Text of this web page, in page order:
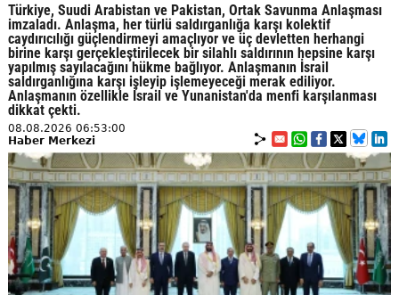
Türkiye, Suudi Arabistan ve Pakistan, Ortak Savunma Anlaşması
imzaladı. Anlaşma, her türlü saldırganlığa karşı kolektif
caydırıcılığı güçlendirmeyi amaçlıyor ve üç devletten herhangi
birine karşı gerçekleştirilecek bir silahlı saldırının hepsine karşı
yapılmış sayılacağını hükme bağlıyor. Anlaşmanın İsrail
saldırganlığına karşı işleyip işlemeyeceği merak ediliyor.
Anlaşmanın özellikle İsrail ve Yunanistan'da menfi karşılanması
dikkat çekti.
08.08.2026 06:53:00
Haber Merkezi